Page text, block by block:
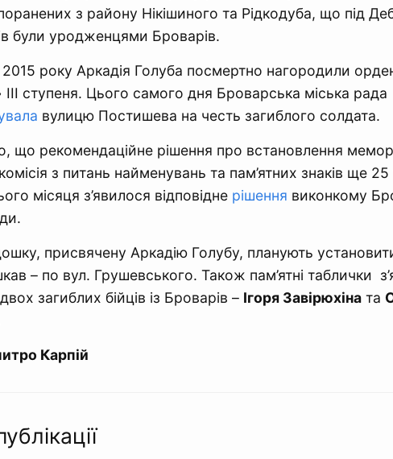
поранених з району Нікішиного та Рідкодуба, що під
були уродженцями Броварів.
року Аркадія Голуба посмертно нагородили
ІІІ ступеня. Цього самого дня Броварська міська рада
вулицю Постишева на честь загиблого солдата.
що рекомендаційне рішення про встановлення
комісія з питань найменувань та пам’ятних знаків ще
місяця з’явилося відповідне рішення виконкому
присвячену Аркадію Голубу, планують
– по вул. Грушевського. Також пам’ятні таблички
загиблих бійців із Броварів – Ігоря Завірюхіна та
Карпій